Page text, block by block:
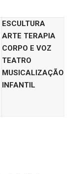
ESCULTURA
ARTE TERAPIA
CORPO E VOZ
TEATRO
MUSICALIZAÇÃO
INFANTIL